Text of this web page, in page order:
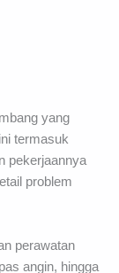
yang
termasuk
pekerjaannya
problem
perawatan
angin, hingga